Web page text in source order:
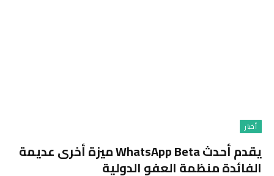
أخبار
يقدم أحدث WhatsApp Beta ميزة أخرى عديمة
الفائدة منظمة العفو الدولية